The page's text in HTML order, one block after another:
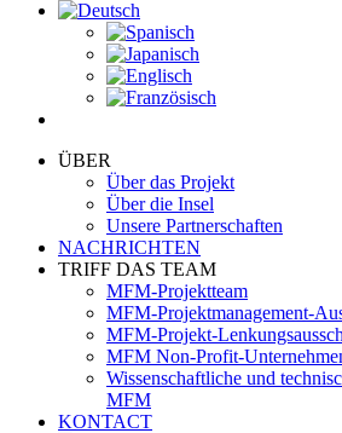
ÜBER
Über das Projekt
Über die Insel
Unsere Partnerschaften
NACHRICHTEN
TRIFF DAS TEAM
MFM-Projektteam
MFM-Projektmanagement-
MFM-Projekt-
MFM Non-Profit-
Wissenschaftliche und
MFM
KONTACT